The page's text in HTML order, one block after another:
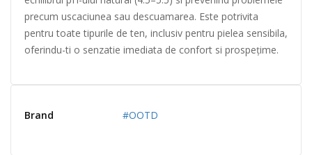
precum uscaciunea sau descuamarea. Este potrivita
pentru toate tipurile de ten, inclusiv pentru pielea sensibila,
oferindu-ti o senzatie imediata de confort si prospețime.
Brand #OOTD